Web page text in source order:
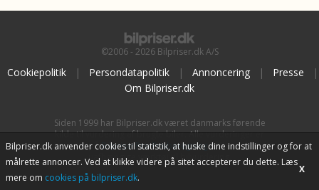
©2006 - 2026 Bilpriser.dk A/S
Cookiepolitik | Persondatapolitik | Annoncering | Presse
|
Om Bilpriser.dk
Siden 1999 har Bilpriser.dk været danmarks førende
kilde til vurdering af brugte biler. Alle vurderinger er
baseret påBilpriserPro Prisberegning , bilbranchens
uafhængige værktøj til bilvurdering.
Bilpriser.dk anvender cookies til statistik, at huske dine indstillinger og for at
målrette annoncer. Ved at klikke videre på sitet accepterer du dette. Læs
mere om cookies på bilpriser.dk.
X